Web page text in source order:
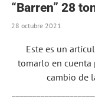
“Barren” 28
28 octubre 2021
Este es un
tomarlo en cuenta
cambio de